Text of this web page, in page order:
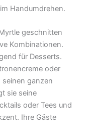
Handumdrehen.
geschnitten
Kombinationen.
für Desserts.
oder
ganzen
sie seine
oder Tees und
Ihre Gäste